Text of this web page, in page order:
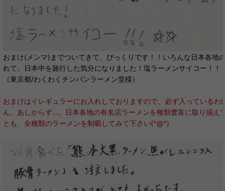
おまけ(メンマ)までついてきて、びっくりです！！いろんな日本各地
れて、日本中を旅行した気分になりました！塩ラーメンサイコー！
（東京都/わくわくチンパンラーメン堂様）
おまけはイレギュラーにお入れしておりますので、必ず入っているわ
ん。あしからず…。日本各地の有名店ラーメンを種類豊富に取り揃え
とも、全種類のラーメンを制覇してみて下さい(^@^)